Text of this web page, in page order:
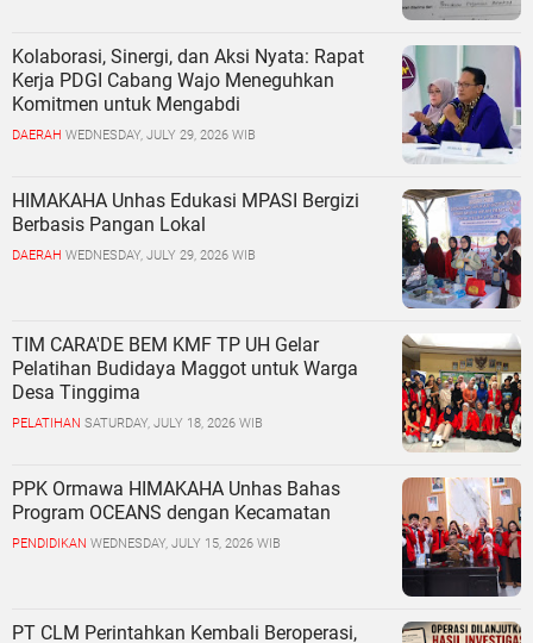
Kolaborasi, Sinergi, dan Aksi Nyata: Rapat
Kerja PDGI Cabang Wajo Meneguhkan
Komitmen untuk Mengabdi
DAERAH WEDNESDAY, JULY 29, 2026 WIB
HIMAKAHA Unhas Edukasi MPASI Bergizi
Berbasis Pangan Lokal
DAERAH WEDNESDAY, JULY 29, 2026 WIB
TIM CARA'DE BEM KMF TP UH Gelar
Pelatihan Budidaya Maggot untuk Warga
Desa Tinggima
PELATIHAN SATURDAY, JULY 18, 2026 WIB
PPK Ormawa HIMAKAHA Unhas Bahas
Program OCEANS dengan Kecamatan
PENDIDIKAN WEDNESDAY, JULY 15, 2026 WIB
PT CLM Perintahkan Kembali Beroperasi,